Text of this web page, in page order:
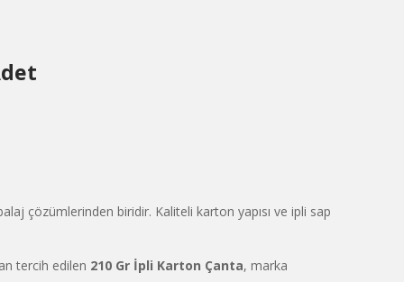
çözümlerinden biridir. Kaliteli karton yapısı ve ipli sap
tercih edilen 210 Gr İpli Karton Çanta, marka